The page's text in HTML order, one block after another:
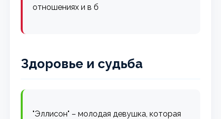
отношениях и в б
Здоровье и судьба
"Эллисон" – молодая девушка, которая